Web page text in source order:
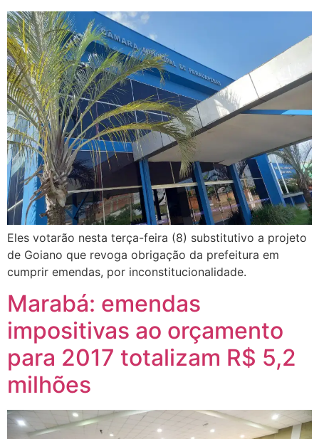
Eles votarão nesta terça-feira (8) substitutivo a projeto
de Goiano que revoga obrigação da prefeitura em
cumprir emendas, por inconstitucionalidade.
Marabá: emendas
impositivas ao orçamento
para 2017 totalizam R$ 5,2
milhões